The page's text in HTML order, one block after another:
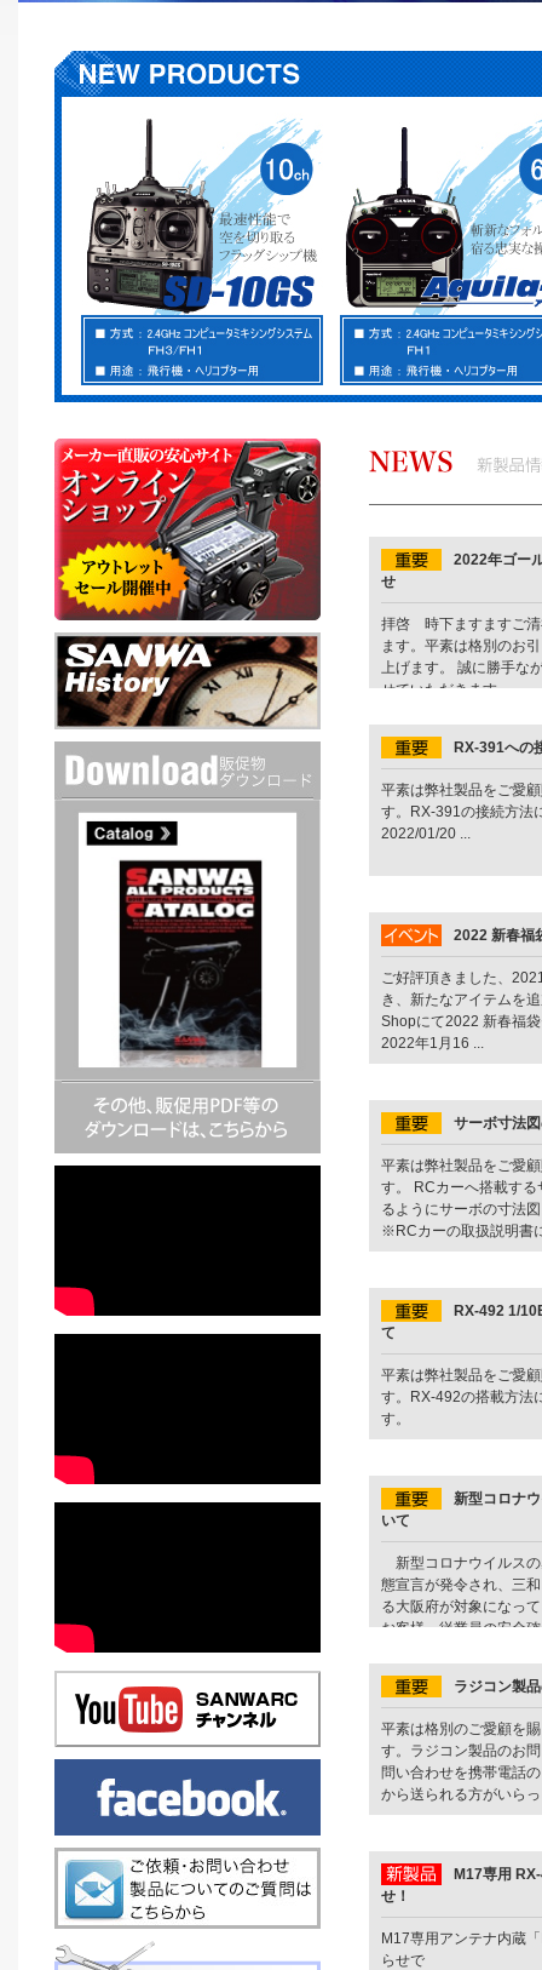
2022年ゴー
せ
拝啓 時下ますますご清
ます。平素は格別のお
上げます。 誠に勝手な
せていただきます。 ...
RX-391への
平素は弊社製品をご愛
す。RX-391の接続方法
2022/01/20 ...
2022 新春福
ご好評頂きました、
き、新たなアイテムを
Shopにて2022 新春福
2022年1月16 ...
サーボ寸法
平素は弊社製品をご愛
す。 RCカーへ搭載す
るようにサーボの寸法
※RCカーの取扱説明書
RX-492 1/
て
平素は弊社製品をご愛
す。RX-492の搭載方法
...
新型コロナ
いて
新型コロナウイルス
態宣言が発令され、三
る大阪府が対象になっ
お客様、従業員の安全
ラジコン製
平素は格別のご愛顧を
す。ラジコン製品のお
問い合わせを携帯電話
から送られる方がいら
M17専用
せ！
M17専用アンテナ内蔵
らせで